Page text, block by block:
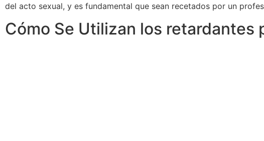
del acto sexual, y es fundamental que sean recetados por un
Cómo Se Utilizan los retardantes